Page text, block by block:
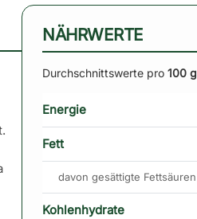
NÄHRWERTE
Durchschnittswerte pro100 g
Energie
Fett
davon gesättigte Fettsäuren
Kohlenhydrate